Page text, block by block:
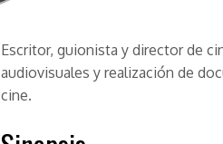
Escritor, guionista y director de
audiovisuales y realización de
cine.